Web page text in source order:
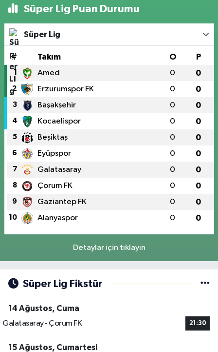
Süper Lig Puan Durumu
Süper Lig
# Takım O P
1 Amed 0 0
2 Erzurumspor FK 0 0
3 Başakşehir 0 0
4 Kocaelispor 0 0
5 Beşiktaş 0 0
6 Eyüpspor 0 0
7 Galatasaray 0 0
8 Çorum FK 0 0
9 Gaziantep FK 0 0
10 Alanyaspor 0 0
Detaylar için tıklayın
Süper Lig Fikstür
14 Ağustos, Cuma
Galatasaray - Çorum FK
21:30
15 Ağustos, Cumartesi